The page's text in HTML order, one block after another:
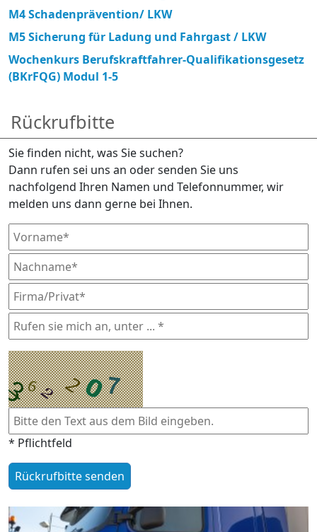
M4 Schadenprävention/ LKW
M5 Sicherung für Ladung und Fahrgast / LKW
Wochenkurs Berufskraftfahrer-Qualifikationsgesetz
(BKrFQG) Modul 1-5
Rückrufbitte
Sie finden nicht, was Sie suchen?
Dann rufen sei uns an oder senden Sie uns
nachfolgend Ihren Namen und Telefonnummer, wir
melden uns dann gerne bei Ihnen.
* Pflichtfeld